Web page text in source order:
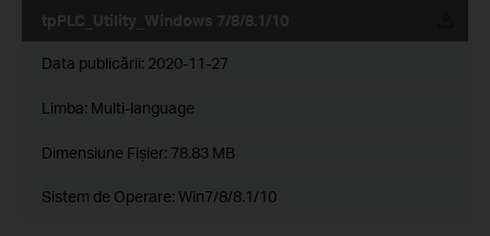
tpPLC_Utility_Windows 7/8/8.1/10
Data publicării: 2020-11-27
Limba: Multi-language
Dimensiune Fişier: 78.83 MB
Sistem de Operare: Win7/8/8.1/10